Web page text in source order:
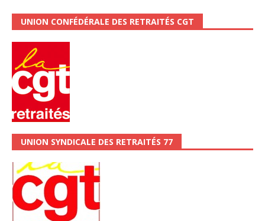
UNION CONFÉDÉRALE DES RETRAITÉS CGT
UNION SYNDICALE DES RETRAITÉS 77